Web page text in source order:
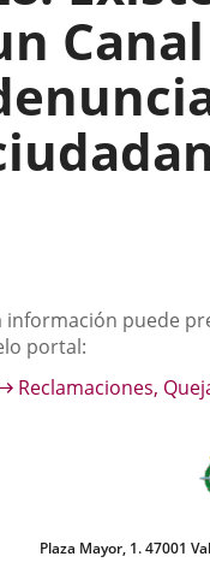
información puede
portal:
Reclamaciones,
Plaza Mayor, 1. 47001